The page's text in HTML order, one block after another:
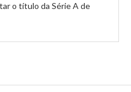
o título da Série A de